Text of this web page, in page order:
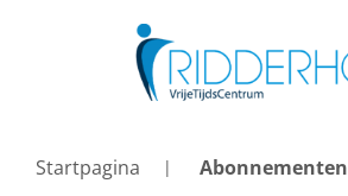
Startpagina Abonnementen